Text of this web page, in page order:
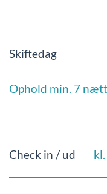
Skiftedag
Ophold min. 7
Check in / ud